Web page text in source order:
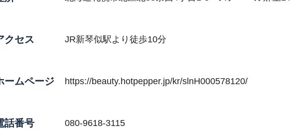
クセス JR新琴似駅より徒歩10分
ームページ https://beauty.hotpepper.jp/kr/slnH000578120/
話番号 080-9618-3115